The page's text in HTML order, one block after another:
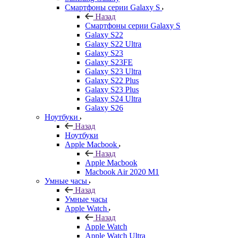
Смартфоны серии Galaxy S
Назад
Смартфоны серии Galaxy S
Galaxy S22
Galaxy S22 Ultra
Galaxy S23
Galaxy S23FE
Galaxy S23 Ultra
Galaxy S22 Plus
Galaxy S23 Plus
Galaxy S24 Ultra
Galaxy S26
Ноутбуки
Назад
Ноутбуки
Apple Macbook
Назад
Apple Macbook
Macbook Air 2020 M1
Умные часы
Назад
Умные часы
Apple Watch
Назад
Apple Watch
Apple Watch Ultra